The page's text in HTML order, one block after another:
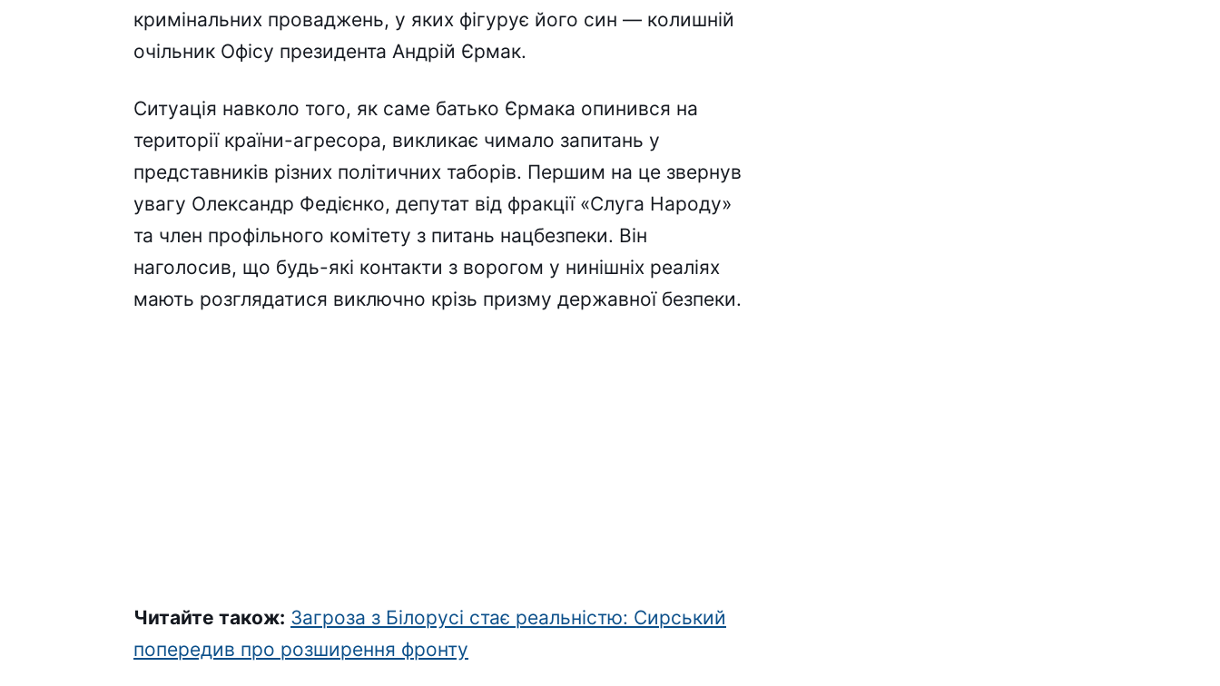
кримінальних проваджень, у яких фігурує його син — колишній
очільник Офісу президента Андрій Єрмак.
Ситуація навколо того, як саме батько Єрмака опинився на
території країни-агресора, викликає чимало запитань у
представників різних політичних таборів. Першим на це звернув
увагу Олександр Федієнко, депутат від фракції «Слуга Народу»
та член профільного комітету з питань нацбезпеки. Він
наголосив, що будь-які контакти з ворогом у нинішніх реаліях
мають розглядатися виключно крізь призму державної безпеки.
Читайте також: Загроза з Білорусі стає реальністю: Сирський
попередив про розширення фронту